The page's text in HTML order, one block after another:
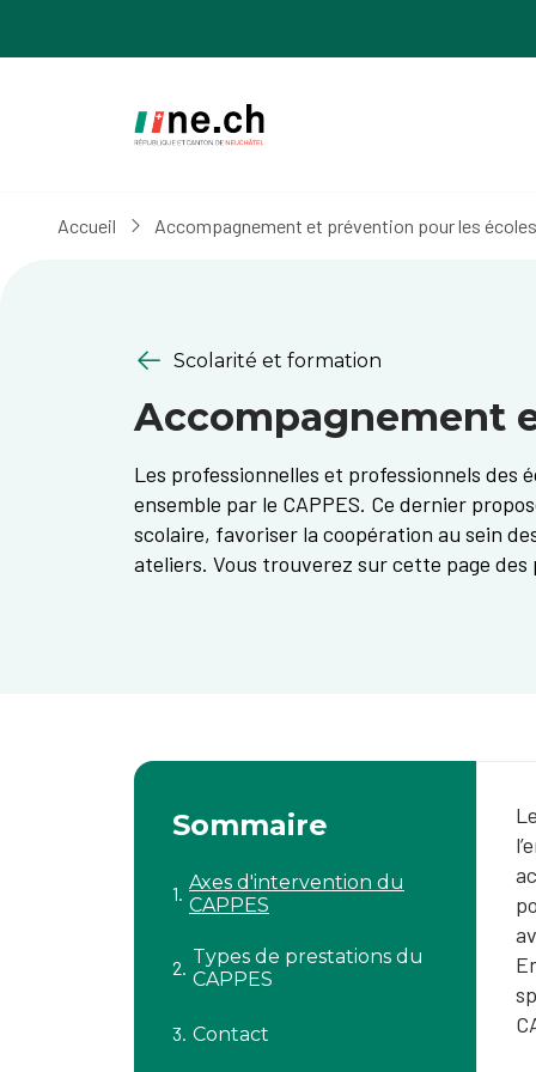
Accueil Accompagnement et prévention pour les
Scolarité et formation
Accompagnement
Les professionnelles et professionnels
ensemble par le CAPPES. Ce dernier
scolaire, favoriser la coopération au sein
ateliers. Vous trouverez sur cette page
Sommaire
Axes d'intervention du
CAPPES
Types de prestations du
CAPPES
Contact